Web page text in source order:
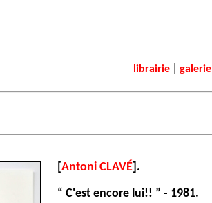
librairie galerie
[Antoni CLAVÉ].
“ C'est encore lui!! ” - 1981.